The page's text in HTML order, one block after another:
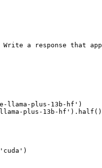
a response that
llama-plus-13b-hf')
llama-plus-13b-